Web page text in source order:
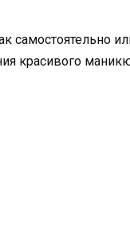
самостоятельно
красивого